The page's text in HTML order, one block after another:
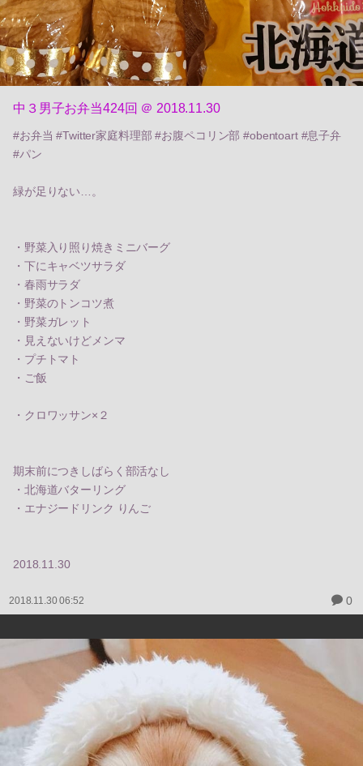
中３男子お弁当424回 ＠ 2018.11.30
#お弁当 #Twitter家庭料理部 #お腹ペコリン部 #obentoart #息子弁
#パン
緑が足りない…。
・野菜入り照り焼きミニバーグ
・下にキャベツサラダ
・春雨サラダ
・野菜のトンコツ煮
・野菜ガレット
・見えないけどメンマ
・プチトマト
・ご飯
・クロワッサン×２
期末前につきしばらく部活なし
・北海道バターリング
・エナジードリンク りんご
2018.11.30
2018.11.30 06:52 0